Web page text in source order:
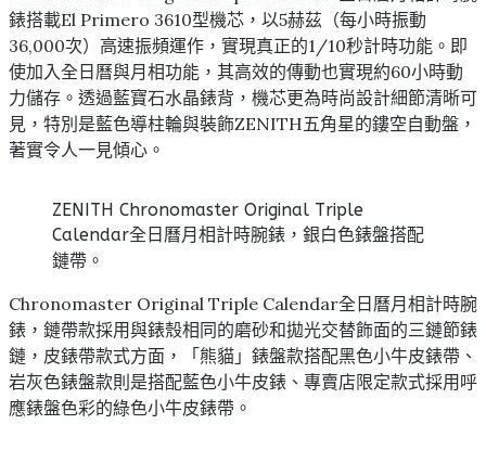
錶搭載El Primero 3610型機芯，以5赫茲（每小時振動
36,000次）高速振頻運作，實現真正的1/10秒計時功能。即
使加入全日曆與月相功能，其高效的傳動也實現約60小時動
力儲存。透過藍寶石水晶錶背，機芯更為時尚設計細節清晰可
見，特別是藍色導柱輪與裝飾ZENITH五角星的鏤空自動盤，
著實令人一見傾心。
ZENITH Chronomaster Original Triple
Calendar全日曆月相計時腕錶，銀白色錶盤搭配
鏈帶。
Chronomaster Original Triple Calendar全日曆月相計時腕
錶，鏈帶款採用與錶殼相同的磨砂和拋光交替飾面的三鏈節錶
鏈，皮錶帶款式方面，「熊貓」錶盤款搭配黑色小牛皮錶帶、
岩灰色錶盤款則是搭配藍色小牛皮錶、專賣店限定款式採用呼
應錶盤色彩的綠色小牛皮錶帶。